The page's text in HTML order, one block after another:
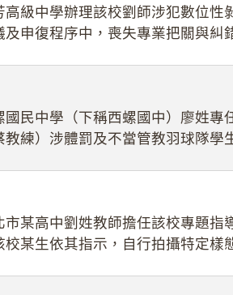
級中學辦理該校劉師涉犯數位性
申復程序中，喪失專業把關與糾
民中學（下稱西螺國中）廖姓專
練）涉體罰及不當管教羽球隊學
某高中劉姓教師擔任該校專題指
某生依其指示，自行拍攝特定樣